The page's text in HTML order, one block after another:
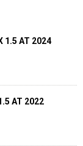
1.5 AT 2024
AT 2022